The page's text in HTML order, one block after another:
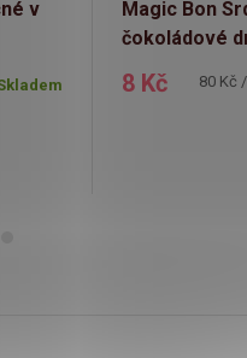
v
Magic Bon
čokoládové
8 Kč
Měrná
80 Kč